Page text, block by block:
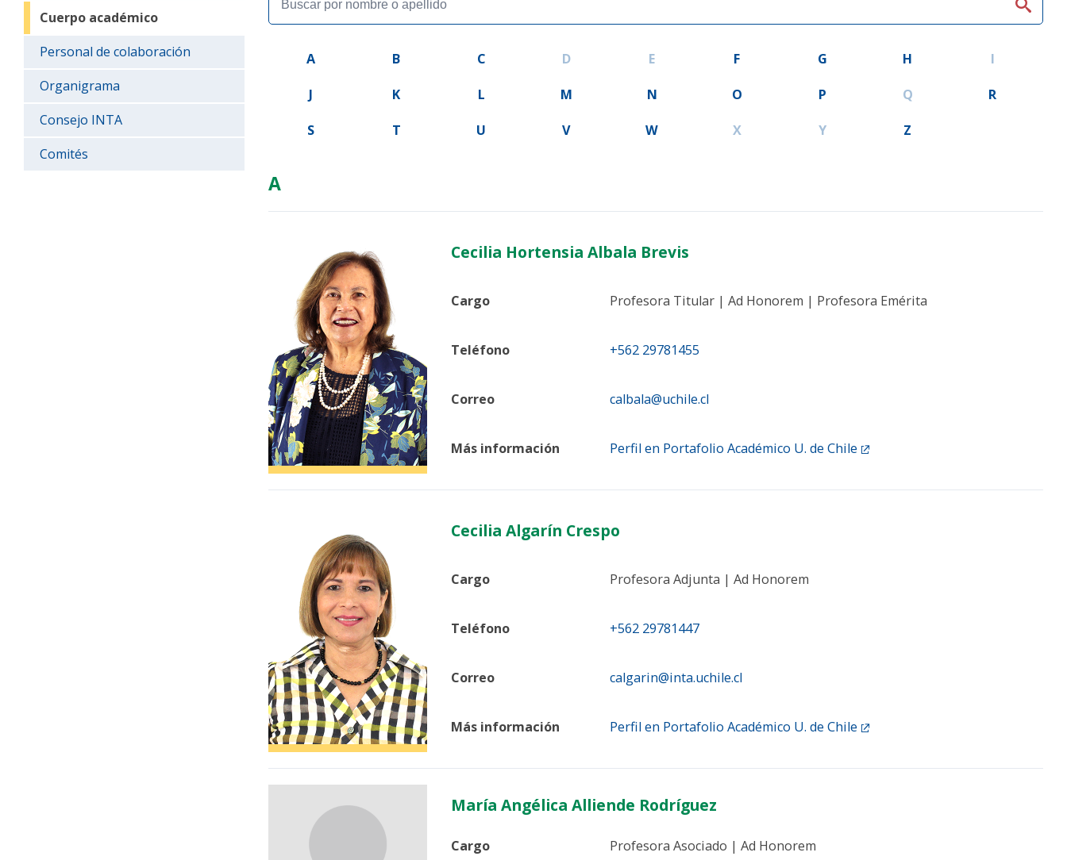
Cuerpo académico
Personal de colaboración
Organigrama
Consejo INTA
Comités
A B C D E F G H I
J K L M N O P Q R
S T U V W X Y Z
A
Cecilia Hortensia Albala Brevis
Cargo Profesora Titular | Ad Honorem | Profesora Emérita
Teléfono +562 29781455
Correo calbala@uchile.cl
Más información Perfil en Portafolio Académico U. de Chile
Cecilia Algarín Crespo
Cargo Profesora Adjunta | Ad Honorem
Teléfono +562 29781447
Correo calgarin@inta.uchile.cl
Más información Perfil en Portafolio Académico U. de Chile
María Angélica Alliende Rodríguez
Cargo Profesora Asociado | Ad Honorem